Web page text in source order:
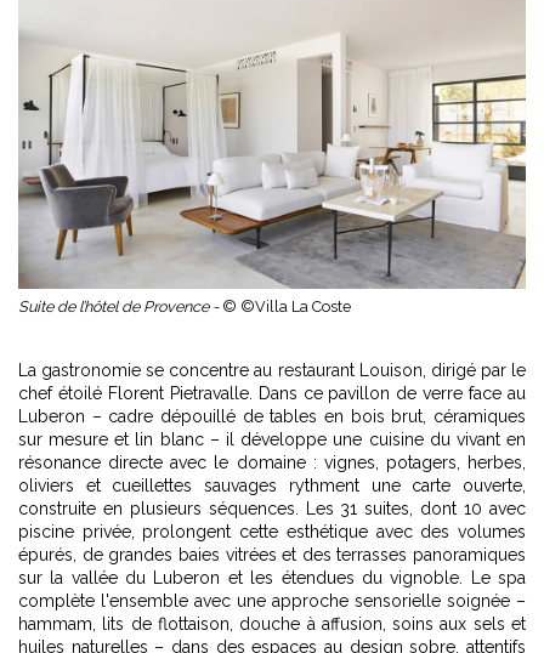
Suite de l’hôtel de Provence - © ©Villa La Coste
La gastronomie se concentre au restaurant Louison, dirigé par le
chef étoilé Florent Pietravalle. Dans ce pavillon de verre face au
Luberon – cadre dépouillé de tables en bois brut, céramiques
sur mesure et lin blanc – il développe une cuisine du vivant en
résonance directe avec le domaine : vignes, potagers, herbes,
oliviers et cueillettes sauvages rythment une carte ouverte,
construite en plusieurs séquences. Les 31 suites, dont 10 avec
piscine privée, prolongent cette esthétique avec des volumes
épurés, de grandes baies vitrées et des terrasses panoramiques
sur la vallée du Luberon et les étendues du vignoble. Le spa
complète l'ensemble avec une approche sensorielle soignée –
hammam, lits de flottaison, douche à affusion, soins aux sels et
huiles naturelles – dans des espaces au design sobre, attentifs